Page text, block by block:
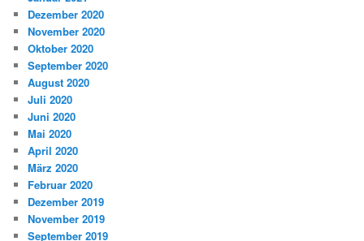
Dezember 2020
November 2020
Oktober 2020
September 2020
August 2020
Juli 2020
Juni 2020
Mai 2020
April 2020
März 2020
Februar 2020
Dezember 2019
November 2019
September 2019